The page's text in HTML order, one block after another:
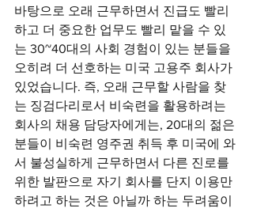
바탕으로 오래 근무하면서 진급도 빨리
하고 더 중요한 업무도 빨리 맡을 수 있
는 30~40대의 사회 경험이 있는 분들을
오히려 더 선호하는 미국 고용주 회사가
있었습니다. 즉, 오래 근무할 사람을 찾
는 징검다리로서 비숙련을 활용하려는
회사의 채용 담당자에게는, 20대의 젊은
분들이 비숙련 영주권 취득 후 미국에 와
서 불성실하게 근무하면서 다른 진로를
위한 발판으로 자기 회사를 단지 이용만
하려고 하는 것은 아닐까 하는 두려움이